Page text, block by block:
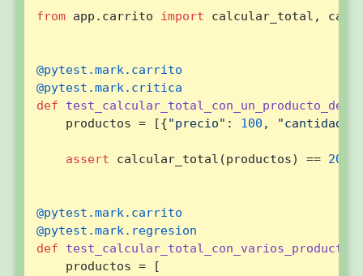
from app.carrito import calcular_total,
@pytest.mark.carrito
@pytest.mark.critica
def
    productos = [{
"precio" : 100 , "cantidad"
assert calcular_total(productos) == 200
@pytest.mark.carrito
@pytest.mark.regresion
def
    productos = [